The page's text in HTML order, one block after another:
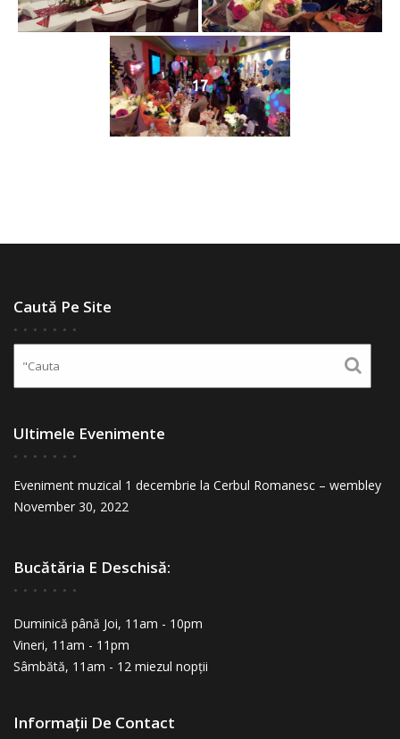
17
Caută Pe Site
Ultimele Evenimente
Eveniment muzical 1 decembrie la Cerbul Romanesc – wembley
November 30, 2022
Bucătăria E Deschisă:
Duminică până Joi, 11am - 10pm
Vineri, 11am - 11pm
Sâmbătă, 11am - 12 miezul nopții
Informații De Contact